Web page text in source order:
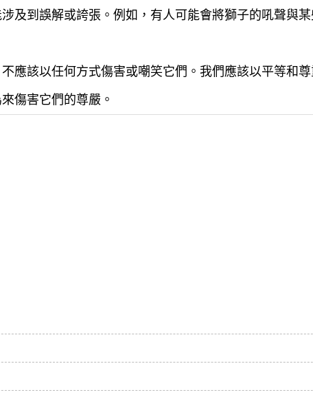
及到誤解或誇張。例如，有人可能會將獅子的吼聲與
應該以任何方式傷害或嘲笑它們。我們應該以平等和
傷害它們的尊嚴。